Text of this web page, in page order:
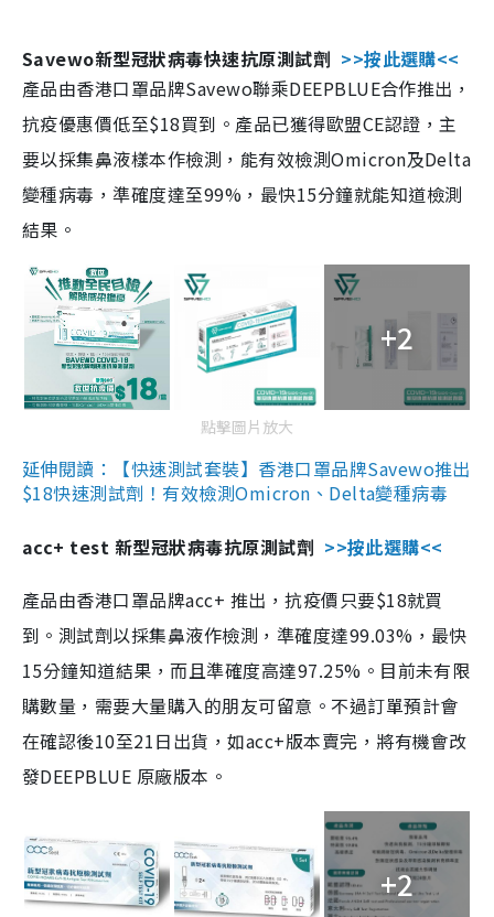
Savewo新型冠狀病毒快速抗原測試劑 >>按此選購<<
產品由香港口罩品牌Savewo聯乘DEEPBLUE合作推出，
抗疫優惠價低至$18買到。產品已獲得歐盟CE認證，主
要以採集鼻液樣本作檢測，能有效檢測Omicron及Delta
變種病毒，準確度達至99%，最快15分鐘就能知道檢測
結果。
+2
點擊圖片放大
延伸閱讀：【快速測試套裝】香港口罩品牌Savewo推出
$18快速測試劑！有效檢測Omicron、Delta變種病毒
acc+ test 新型冠狀病毒抗原測試劑 >>按此選購<<
產品由香港口罩品牌acc+ 推出，抗疫價只要$18就買
到。測試劑以採集鼻液作檢測，準確度達99.03%，最快
15分鐘知道結果，而且準確度高達97.25%。目前未有限
購數量，需要大量購入的朋友可留意。不過訂單預計會
在確認後10至21日出貨，如acc+版本賣完，將有機會改
發DEEPBLUE 原廠版本。
+2